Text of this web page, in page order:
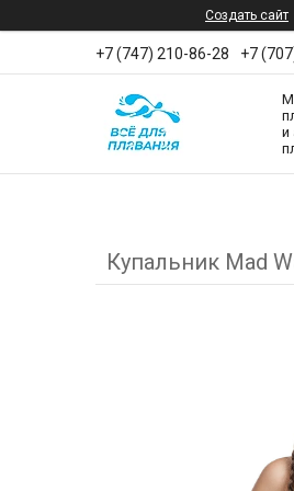
Создать сайт
+7 (747) 210-86-28 +7
и
Купальник Mad